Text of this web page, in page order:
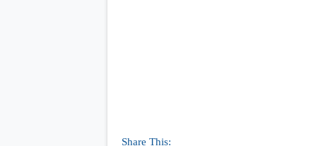
Share This: